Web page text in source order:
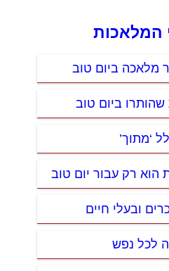
המלאכות
מלאכה ביום טוב
ביום טוב
‘מתוך’
הוא רק עבור יום טוב
ובעלי חיים
לכל נפש